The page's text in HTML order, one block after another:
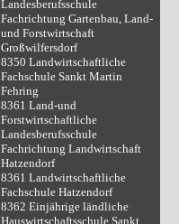
Landesberufsschule
Fachrichtung Gartenbau, Land-
und Forstwirtschaft
Großwilfersdorf
8350 Landwirtschaftliche
Fachschule Sankt Martin
Fehring
8361 Land-und
Forstwirtschaftliche
Landesberufsschule
Fachrichtung Landwirtschaft
Hatzendorf
8361 Landwirtschaftliche
Fachschule Hatzendorf
8362 Einjährige ländliche
Hauswirtschaftsschule Sankt